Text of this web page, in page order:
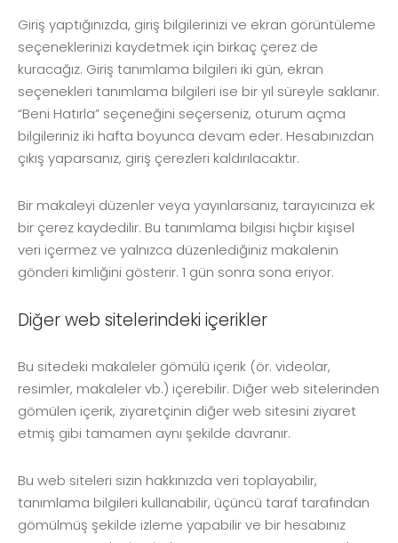
Giriş yaptığınızda, giriş bilgilerinizi ve ekran görüntüleme
seçeneklerinizi kaydetmek için birkaç çerez de
kuracağız. Giriş tanımlama bilgileri iki gün, ekran
seçenekleri tanımlama bilgileri ise bir yıl süreyle saklanır.
“Beni Hatırla” seçeneğini seçerseniz, oturum açma
bilgileriniz iki hafta boyunca devam eder. Hesabınızdan
çıkış yaparsanız, giriş çerezleri kaldırılacaktır.
Bir makaleyi düzenler veya yayınlarsanız, tarayıcınıza ek
bir çerez kaydedilir. Bu tanımlama bilgisi hiçbir kişisel
veri içermez ve yalnızca düzenlediğiniz makalenin
gönderi kimliğini gösterir. 1 gün sonra sona eriyor.
Diğer web sitelerindeki içerikler
Bu sitedeki makaleler gömülü içerik (ör. videolar,
resimler, makaleler vb.) içerebilir. Diğer web sitelerinden
gömülen içerik, ziyaretçinin diğer web sitesini ziyaret
etmiş gibi tamamen aynı şekilde davranır.
Bu web siteleri sizin hakkınızda veri toplayabilir,
tanımlama bilgileri kullanabilir, üçüncü taraf tarafından
gömülmüş şekilde izleme yapabilir ve bir hesabınız